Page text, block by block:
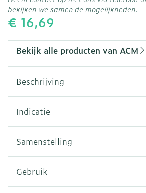
€ 16,69
bekijken we samen de mogelijkheden.
Bekijk alle producten van ACM
Beschrijving
Indicatie
Samenstelling
Gebruik